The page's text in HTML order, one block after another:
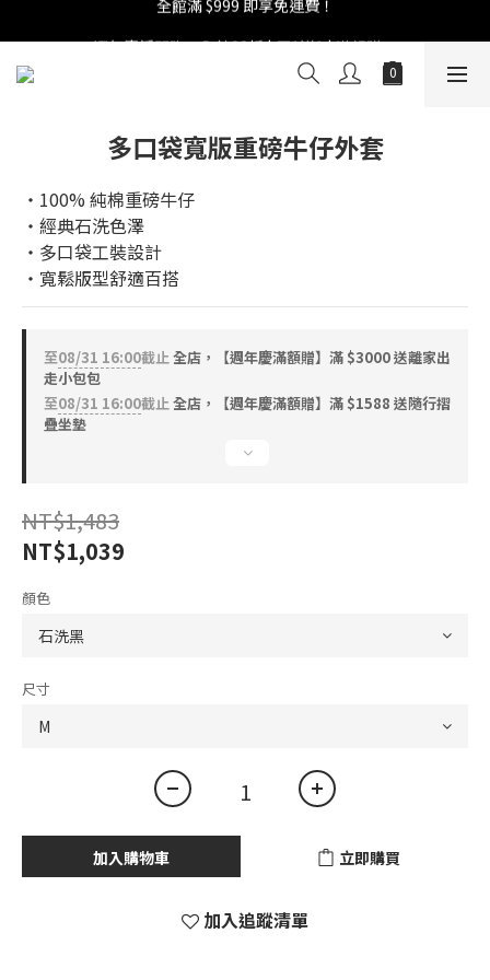
週年慶活開跑：全館88折 | 買1送1 | 滿額贈！
週年慶活開跑：全館88折 | 買1送1 | 滿額贈！
多口袋寬版重磅牛仔外套
‧100% 純棉重磅牛仔
‧經典石洗色澤
‧多口袋工裝設計
‧寬鬆版型舒適百搭
至08/31 16:00截止全店，【週年慶滿額贈】滿 $3000 送離家出
走小包包
至08/31 16:00截止全店，【週年慶滿額贈】滿 $1588 送隨行摺
疊坐墊
NT$1,483
NT$1,039
顏色
尺寸
加入購物車 立即購買
加入追蹤清單